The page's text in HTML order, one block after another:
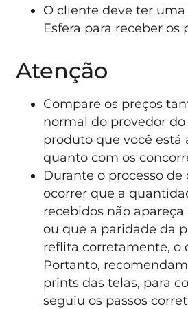
O cliente deve ter
Esfera para receber os
Atenção
Compare os preços
normal do provedor do
produto que você está
quanto com os
Durante o processo de
ocorrer que a
recebidos não
ou que a paridade da
reflita corretamente, o
Portanto,
prints das telas, para
seguiu os passos